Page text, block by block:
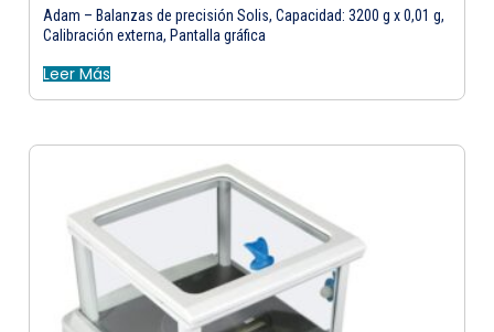
Adam – Balanzas de precisión Solis, Capacidad: 3200 g x 0,01 g,
Calibración externa, Pantalla gráfica
Leer Más